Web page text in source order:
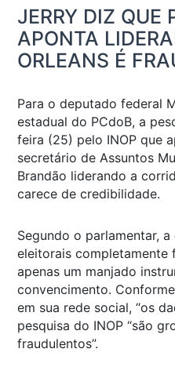
JERRY DIZ QUE
APONTA
ORLEANS É
Para o deputado federal
estadual do PCdoB, a
feira (25) pelo INOP que
secretário de Assuntos
Brandão liderando a
carece de credibilidade.
Segundo o parlamentar,
eleitorais completamente
apenas um manjado
convencimento.
em sua rede social, “os
pesquisa do INOP “são
fraudulentos”.